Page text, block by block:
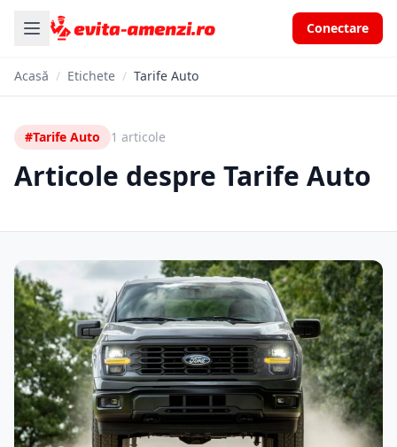
Conectare
Acasă / Etichete / Tarife Auto
#Tarife Auto 1 articole
Articole despre Tarife Auto